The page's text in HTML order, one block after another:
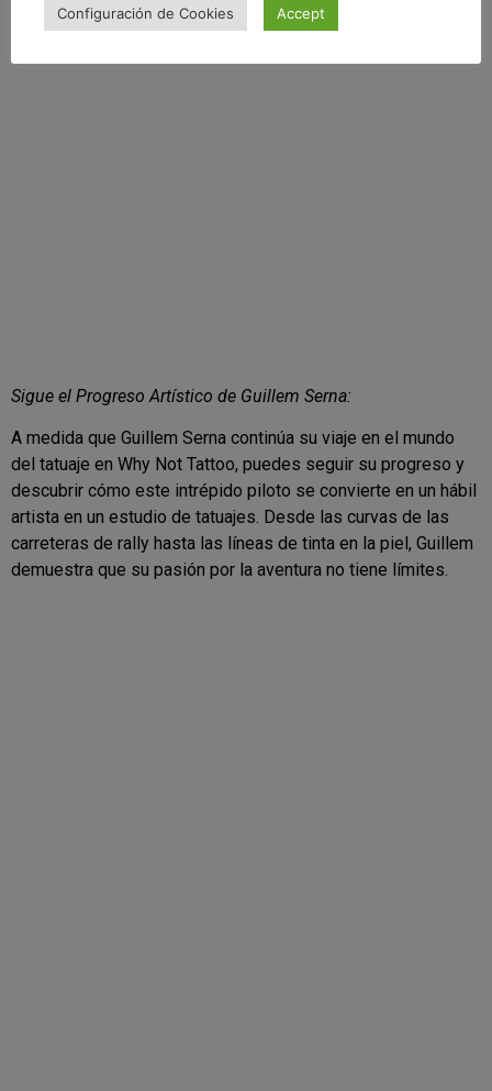
expresión creativa totalmente nueva.
Sigue el Progreso Artístico de Guillem Serna:
A medida que Guillem Serna continúa su viaje en el mundo
del tatuaje en Why Not Tattoo, puedes seguir su progreso y
descubrir cómo este intrépido piloto se convierte en un hábil
artista en un estudio de tatuajes. Desde las curvas de las
carreteras de rally hasta las líneas de tinta en la piel, Guillem
demuestra que su pasión por la aventura no tiene límites.
Configuración de Cookies Accept